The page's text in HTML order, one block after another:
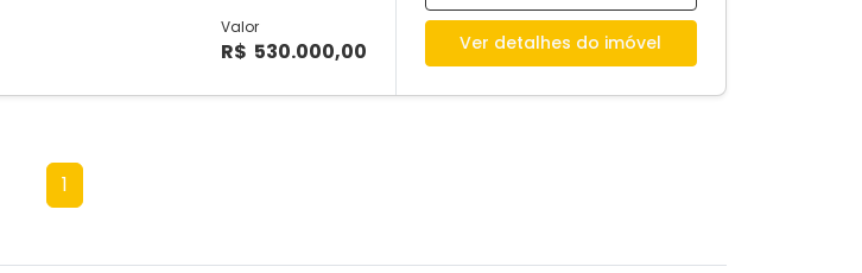
Valor
R$ 530.000,00 Ver detalhes do imóvel
1